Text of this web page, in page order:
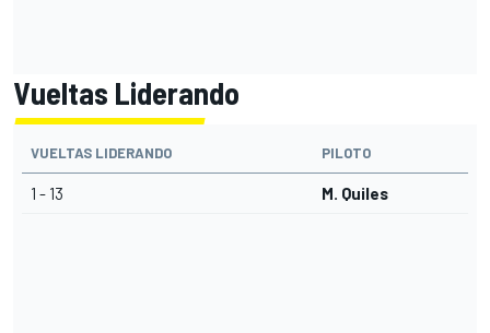
Vueltas Liderando
VUELTAS LIDERANDO PILOTO
1 - 13 M. Quiles